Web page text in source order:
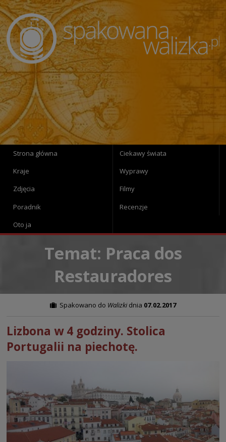
Strona główna
Ciekawy świata
Kraje
Wyprawy
Zdjęcia
Filmy
Poradnik
Recenzje
Oto ja
Temat: Praca dos
Restauradores
Spakowano do Walizkidnia 07.02.2017
Lizbona w 4 godziny. Stolica
Portugalii na piechotę.